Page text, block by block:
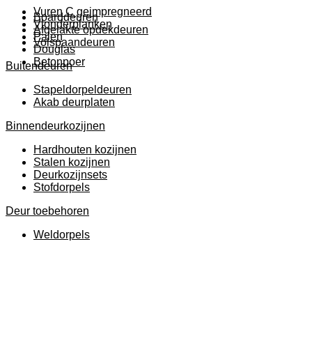
Vuren C geimpregneerd
Vlonderplanken
Palen
Douglas
Betonpoer
Boarddeuren
Afgelakte opdekdeuren
Volspaandeuren
Buitendeuren
Stapeldorpeldeuren
Akab deurplaten
Binnendeurkozijnen
Hardhouten kozijnen
Stalen kozijnen
Deurkozijnsets
Stofdorpels
Deur toebehoren
Weldorpels